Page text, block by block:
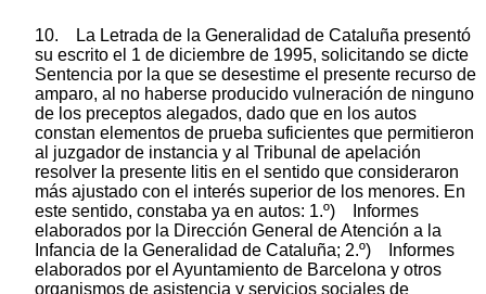
10. La Letrada de la Generalidad de Cataluña presentó
su escrito el 1 de diciembre de 1995, solicitando se dicte
Sentencia por la que se desestime el presente recurso de
amparo, al no haberse producido vulneración de ninguno
de los preceptos alegados, dado que en los autos
constan elementos de prueba suficientes que permitieron
al juzgador de instancia y al Tribunal de apelación
resolver la presente litis en el sentido que consideraron
más ajustado con el interés superior de los menores. En
este sentido, constaba ya en autos: 1.º) Informes
elaborados por la Dirección General de Atención a la
Infancia de la Generalidad de Cataluña; 2.º) Informes
elaborados por el Ayuntamiento de Barcelona y otros
organismos de asistencia y servicios sociales de